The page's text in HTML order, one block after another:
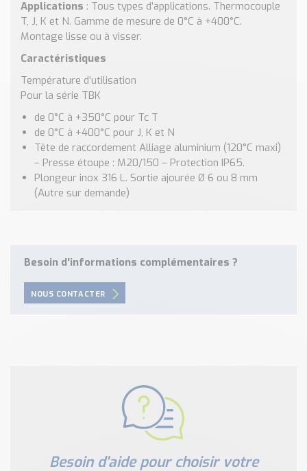
Nos Réalisations
Conseils et Actualités
Catalogue des essentiels pour les brasseries et micro-
brasseries
Contact & Devis
Applications : Tous types d’applications. Thermocouple
T, J, K et N. Gamme de mesure de 0°C à +400°C.
Montage lisse ou à visser.
Caractéristiques
Température d’utilisation
Pour la série TBK
de 0°C à +350°C pour Tc T
de 0°C à +400°C pour J, K et N
Tête de raccordement Alliage aluminium (120°C maxi)
– Presse étoupe : M20/150 – Protection IP65.
Plongeur inox 316 L. Sortie ajourée Ø 6 ou 8 mm
(Autre sur demande)
Besoin d'informations complémentaires ?
NOUS CONTACTER
Besoin d'aide pour choisir votre